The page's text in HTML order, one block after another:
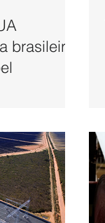
brasileira